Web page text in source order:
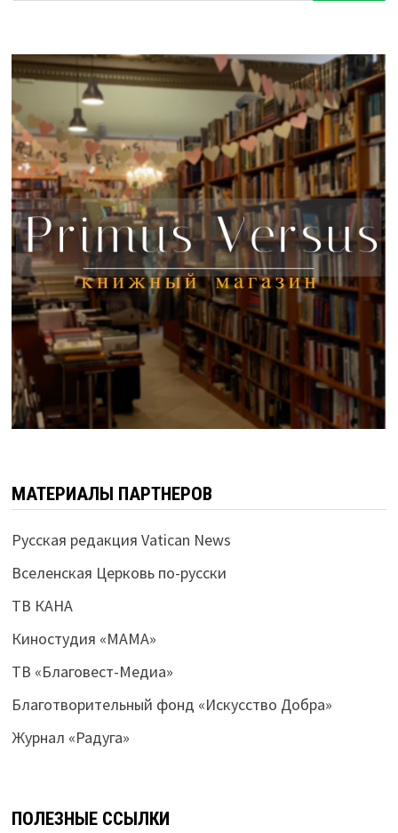
МАТЕРИАЛЫ ПАРТНЕРОВ
Русская редакция Vatican News
Вселенская Церковь по-русски
ТВ КАНА
Киностудия «МАМА»
ТВ «Благовест-Медиа»
Благотворительный фонд «Искусство Добра»
Журнал «Радуга»
ПОЛЕЗНЫЕ ССЫЛКИ